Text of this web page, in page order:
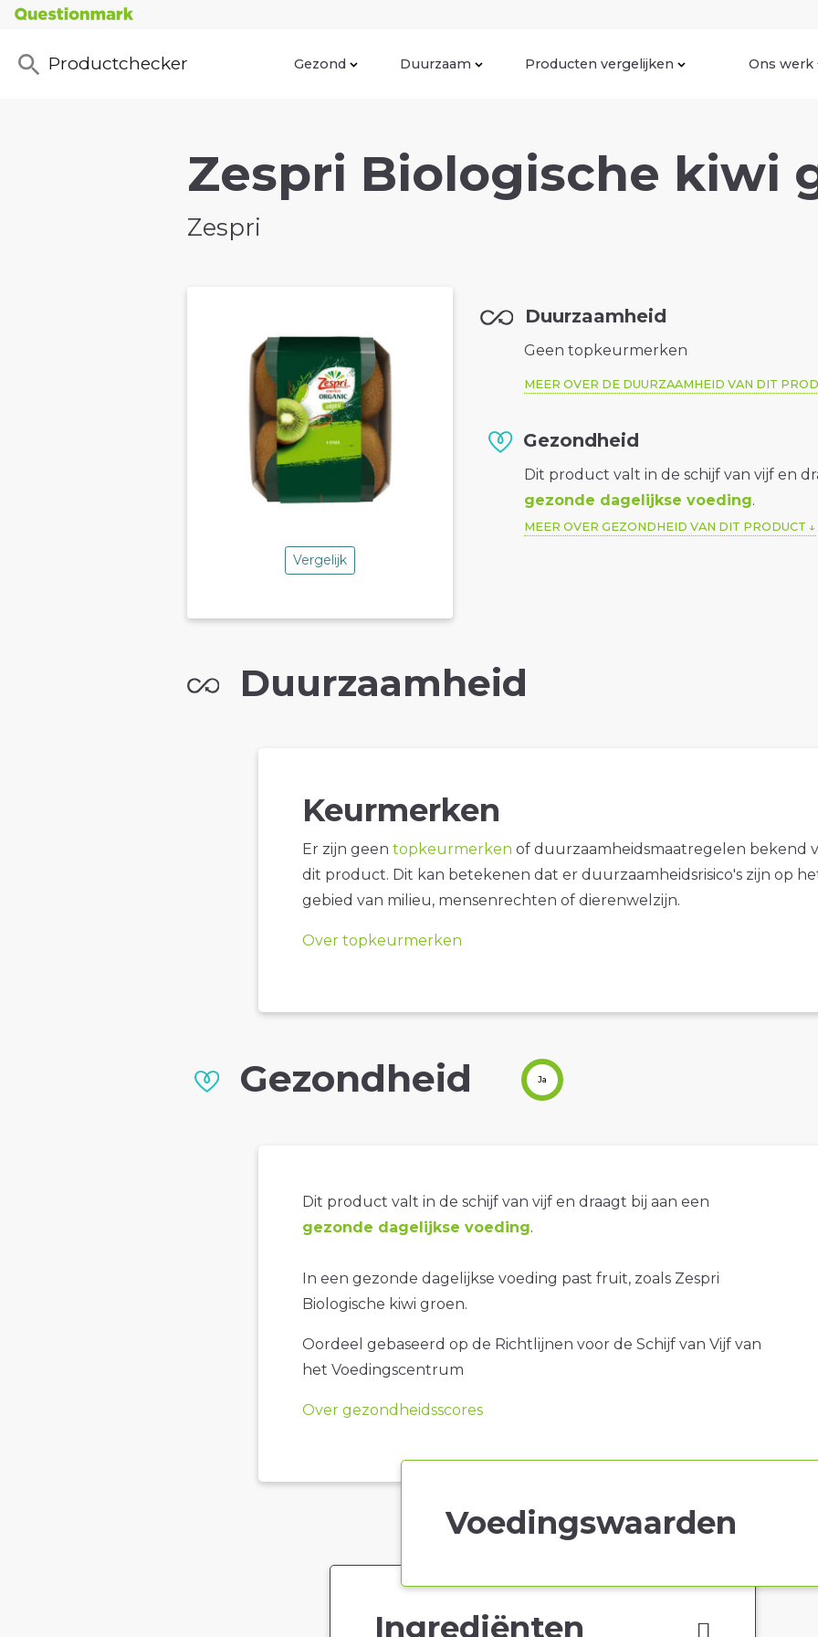
Productchecker Gezond Duurzaam Producten vergelijken Ons werk
Zespri Biologische kiwi
Zespri
Vergelijk
Duurzaamheid
Geen topkeurmerken
MEER OVER DE DUURZAAMHEID VAN DIT
Gezondheid
Dit product valt in de schijf van vijf en
gezonde dagelijkse voeding.
MEER OVER GEZONDHEID VAN DIT PRODUCT
Duurzaamheid
Keurmerken
Er zijn geen topkeurmerken of duurzaamheidsmaatregelen bekend
dit product. Dit kan betekenen dat er duurzaamheidsrisico's zijn op
gebied van milieu, mensenrechten of dierenwelzijn.
Over topkeurmerken
Gezondheid Ja
Dit product valt in de schijf van vijf en draagt bij aan een
gezonde dagelijkse voeding.
In een gezonde dagelijkse voeding past fruit, zoals Zespri
Biologische kiwi groen.
Oordeel gebaseerd op de Richtlijnen voor de Schijf van Vijf van
het Voedingscentrum
Over gezondheidsscores
Voedingswaarden
Ingrediënten